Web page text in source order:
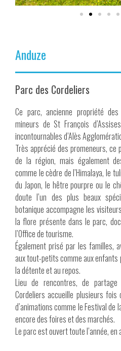
Anduze
Parc des Cordeliers
Ce parc, ancienne propriété
mineurs de St François
incontournables d’Alès
Très apprécié des promeneurs,
de la région, mais également
comme le cèdre de l’Himalaya, le
du Japon, le hêtre pourpre ou le
doute l’un des plus beaux
botanique accompagne les
la flore présente dans le parc,
l’Office de tourisme.
Également prisé par les familles,
aux tout-petits comme aux
la détente et au repos.
Lieu de rencontres, de
Cordeliers accueille plusieurs fois
d’animations comme le Festival
encore des foires et des marchés.
Le parc est ouvert toute l’année, en